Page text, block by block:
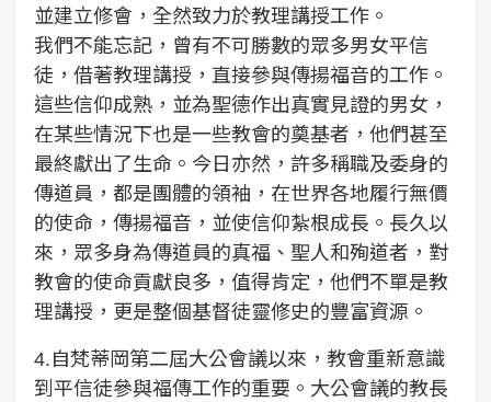
並建立修會，全然致力於教理講授工作。
我們不能忘記，曾有不可勝數的眾多男女平信
徒，借著教理講授，直接參與傳揚福音的工作。
這些信仰成熟，並為聖德作出真實見證的男女，
在某些情況下也是一些教會的奠基者，他們甚至
最終獻出了生命。今日亦然，許多稱職及委身的
傳道員，都是團體的領袖，在世界各地履行無價
的使命，傳揚福音，並使信仰紮根成長。長久以
來，眾多身為傳道員的真福、聖人和殉道者，對
教會的使命貢獻良多，值得肯定，他們不單是教
理講授，更是整個基督徒靈修史的豐富資源。
4.自梵蒂岡第二屆大公會議以來，教會重新意識
到平信徒參與福傳工作的重要。大公會議的教長